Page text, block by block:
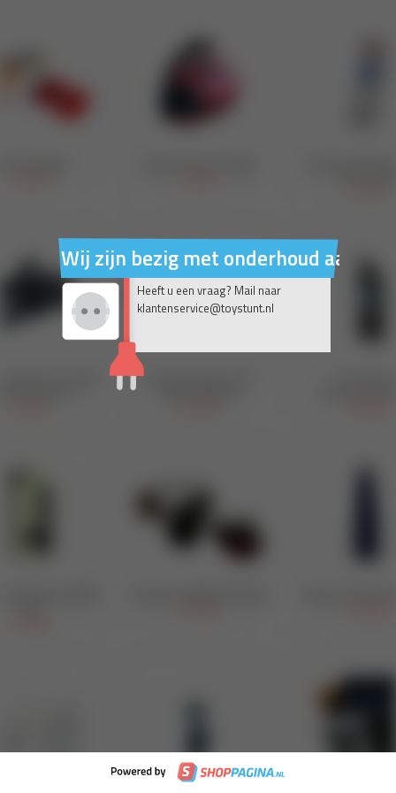
Wij zijn bezig met onderhoud aan
Heeft u een vraag? Mail naar
klantenservice@toystunt.nl